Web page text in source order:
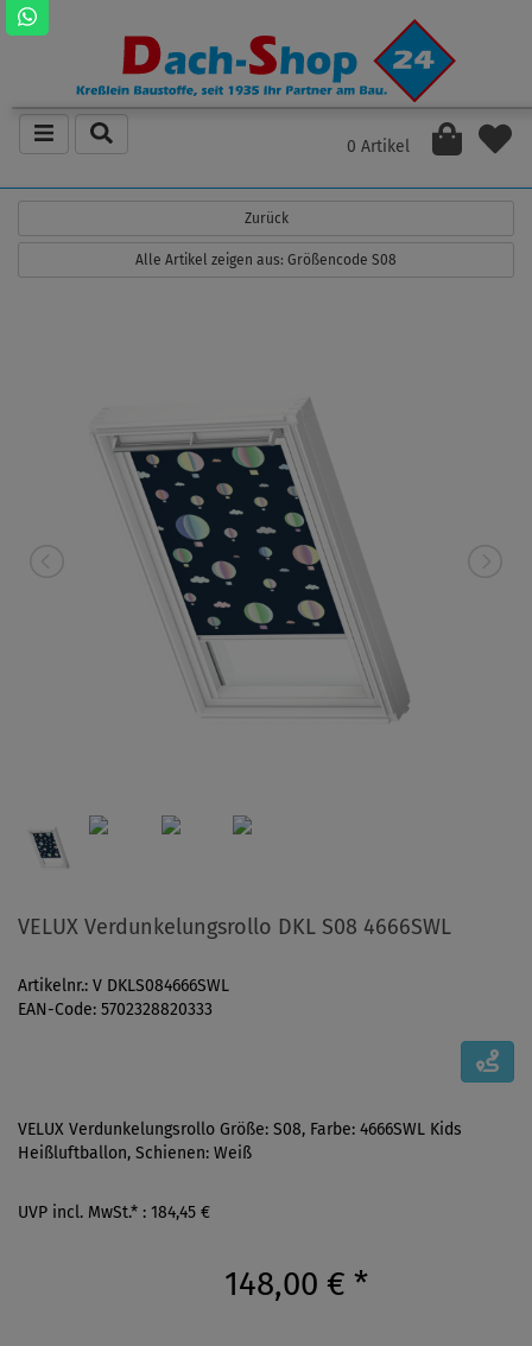
0 Artikel
Zurück
Alle Artikel zeigen aus: Größencode S08
VELUX Verdunkelungsrollo DKL S08 4666SWL
Artikelnr.: V DKLS084666SWL
EAN-Code: 5702328820333
VELUX Verdunkelungsrollo Größe: S08, Farbe: 4666SWL Kids
Heißluftballon, Schienen: Weiß
UVP incl. MwSt.* : 184,45 €
148,00 € *